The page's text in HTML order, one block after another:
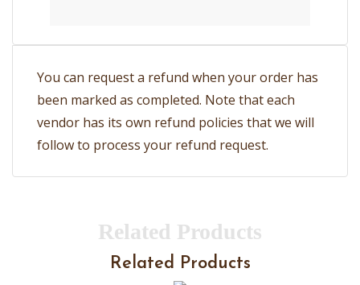
You can request a refund when your order has
been marked as completed. Note that each
vendor has its own refund policies that we will
follow to process your refund request.
Related Products
Related Products